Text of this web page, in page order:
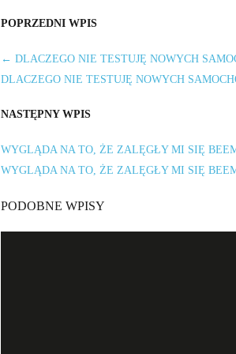
POPRZEDNI WPIS
← DLACZEGO NIE TESTUJĘ NOWYCH
DLACZEGO NIE TESTUJĘ NOWYCH
NASTĘPNY WPIS
WYGLĄDA NA TO, ŻE ZALĘGŁY MI SIĘ
WYGLĄDA NA TO, ŻE ZALĘGŁY MI SIĘ
PODOBNE WPISY